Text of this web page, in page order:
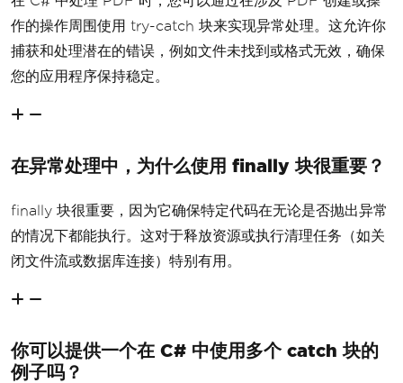
作的操作周围使用 try-catch 块来实现异常处理。这允许你
捕获和处理潜在的错误，例如文件未找到或格式无效，确保
您的应用程序保持稳定。
在异常处理中，为什么使用 finally 块很重要？
finally 块很重要，因为它确保特定代码在无论是否抛出异常
的情况下都能执行。这对于释放资源或执行清理任务（如关
闭文件流或数据库连接）特别有用。
你可以提供一个在 C# 中使用多个 catch 块的
例子吗？